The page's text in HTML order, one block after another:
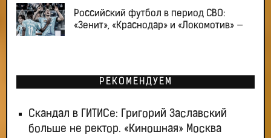
Российский футбол в период СВО:
«Зенит», «Краснодар» и «Локомотив» —
РЕКОМЕНДУЕМ
Скандал в ГИТИСе: Григорий Заславский
больше не ректор. «Киношная» Москва